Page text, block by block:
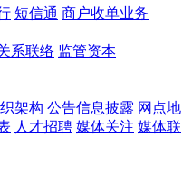
短信通 商户收单业务
系联络 监管资本
架构 公告信息披露 网点地
人才招聘 媒体关注 媒体联